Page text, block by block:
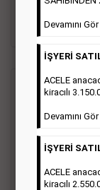
Sarı sayfa
ifade edilebilen
etkilerler ve
Devamını Gör
İŞYERİ
ACELE
kiracılı
Devamını Gör
İŞYERİ
ACELE
kiracılı